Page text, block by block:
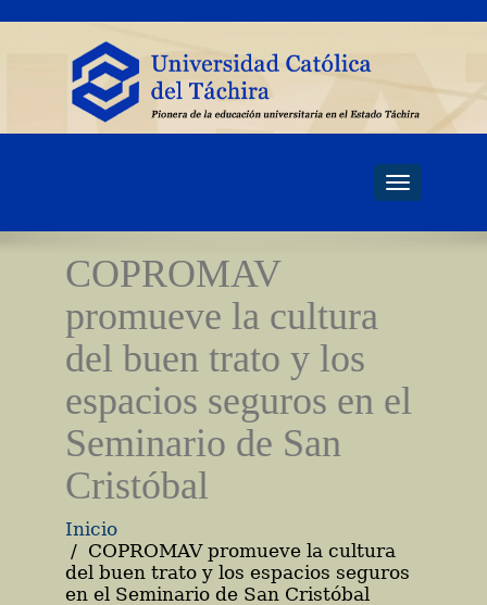
Toggle
COPROMAV
promueve la cultura
del buen trato y los
espacios seguros en el
Seminario de San
Cristóbal
Inicio
COPROMAV promueve la cultura
del buen trato y los espacios seguros
en el Seminario de San Cristóbal